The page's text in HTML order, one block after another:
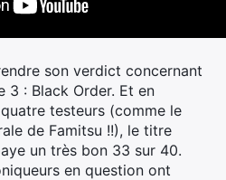
son verdict concernant
3 : Black Order. Et en
testeurs (comme le
de Famitsu !!), le titre
un très bon 33 sur 40.
en question ont